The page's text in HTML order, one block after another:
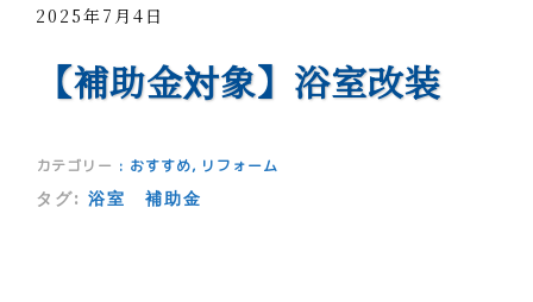
2025年7月4日
【補助金対象】浴室改装
カテゴリー : おすすめ, リフォーム
タグ: 浴室 補助金